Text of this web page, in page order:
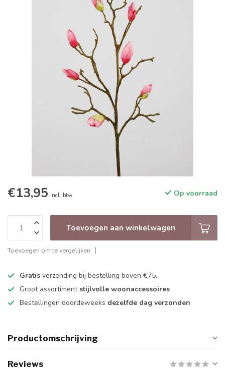
€13,95 Incl. btw Op voorraad
Toevoegen aan winkelwagen
Toevoegen om te vergelijken
Gratis verzending bij bestelling boven €75,-
Groot assortiment stijlvolle woonaccessoires
Bestellingen doordeweeks dezelfde dag verzonden
Productomschrijving
Reviews